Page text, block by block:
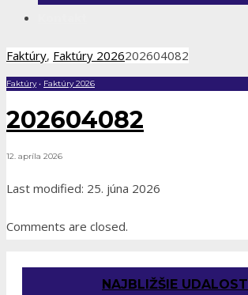
Faktúry, Faktúry 2026202604082
Faktúry• Faktúry 2026
202604082
12. apríla 2026
Last modified: 25. júna 2026
Comments are closed.
NAJBLIŽŠIE UDALOSTI